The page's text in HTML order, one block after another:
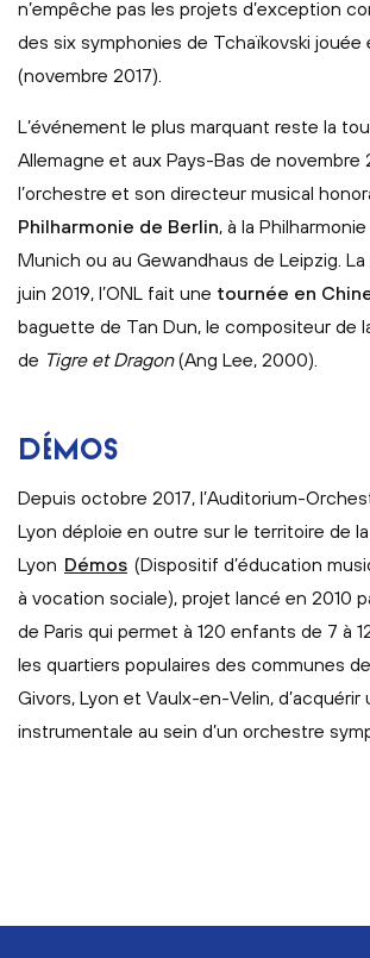
n’empêche pas les projets d’exception
des six symphonies de Tchaïkovski
(novembre 2017).
L’événement le plus marquant reste la
Allemagne et aux Pays-Bas de novembre
l’orchestre et son directeur musical
Philharmonie de Berlin, à la
Munich ou au Gewandhaus de Leipzig. La
juin 2019, l’ONL fait une tournée en
baguette de Tan Dun, le compositeur de
de Tigre et Dragon(Ang Lee, 2000).
DÉMOS
Depuis octobre 2017, l’Auditorium-
Lyon déploie en outre sur le territoire de
Lyon Démos (Dispositif d’éducation
à vocation sociale), projet lancé en 2010
de Paris qui permet à 120 enfants de 7 à
les quartiers populaires des communes
Givors, Lyon et Vaulx-en-Velin, d’acquérir
instrumentale au sein d’un orchestre